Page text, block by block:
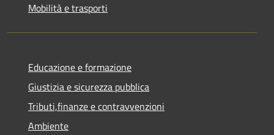
Mobilità e trasporti
Educazione e formazione
Giustizia e sicurezza pubblica
Tributi,finanze e contravvenzioni
Ambiente